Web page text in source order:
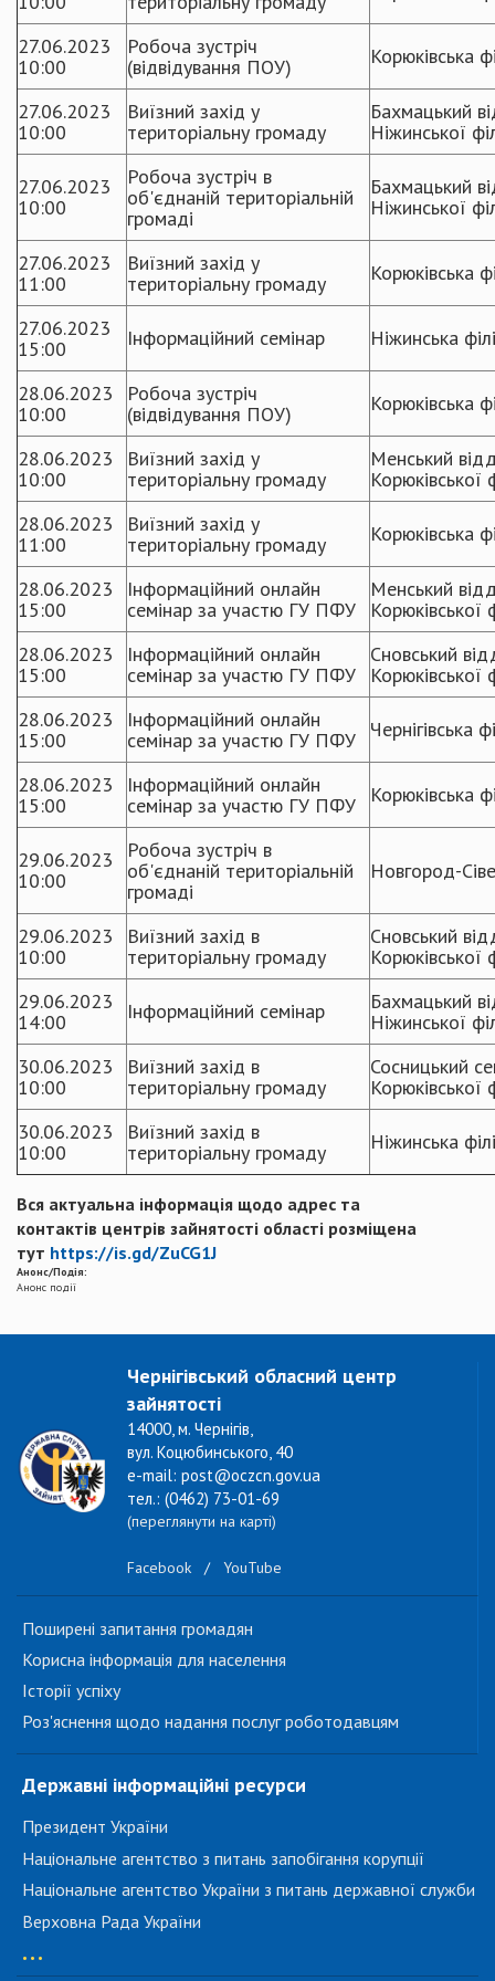
27.06.2023
10:00
Робоча зустріч
(відвідування ПОУ)
Корюківська
27.06.2023
10:00
Виїзний захід у
територіальну громаду
Бахмацький
Ніжинської
27.06.2023
10:00
Робоча зустріч в
об'єднаній територіальній
громаді
Бахмацький
Ніжинської
27.06.2023
11:00
Виїзний захід у
територіальну громаду
Корюківська
27.06.2023
15:00
Інформаційний семінар Ніжинська
28.06.2023
10:00
Робоча зустріч
(відвідування ПОУ)
Корюківська
28.06.2023
10:00
Виїзний захід у
територіальну громаду
Менський
Корюківської
28.06.2023
11:00
Виїзний захід у
територіальну громаду
Корюківська
28.06.2023
15:00
Інформаційний онлайн
семінар за участю ГУ ПФУ
Менський
Корюківської
28.06.2023
15:00
Інформаційний онлайн
семінар за участю ГУ ПФУ
Сновський
Корюківської
28.06.2023
15:00
Інформаційний онлайн
семінар за участю ГУ ПФУ
Чернігівська
28.06.2023
15:00
Інформаційний онлайн
семінар за участю ГУ ПФУ
Корюківська
29.06.2023
10:00
Робоча зустріч в
об'єднаній територіальній
громаді
Новгород-
29.06.2023
10:00
Виїзний захід в
територіальну громаду
Сновський
Корюківської
29.06.2023
14:00
Інформаційний семінар
Бахмацький
Ніжинської
30.06.2023
10:00
Виїзний захід в
територіальну громаду
Сосницький
Корюківської
30.06.2023
10:00
Виїзний захід в
територіальну громаду
Ніжинська
Вся актуальна інформація щодо адрес та
контактів центрів зайнятості області розміщена
тут https://is.gd/ZuCG1J
Анонс/Подія:
Анонс події
Чернігівський обласний центр
зайнятості
14000, м. Чернігів,
вул. Коцюбинського, 40
e-mail: post@oczcn.gov.ua
тел.: (0462) 73-01-69
(переглянути на карті)
Facebook / YouTube
Поширені запитання громадян
Корисна інформація для населення
Історії успіху
Роз'яснення щодо надання послуг роботодавцям
Державні інформаційні ресурси
Президент України
Національне агентство з питань запобігання корупції
Національне агентство України з питань державної служби
Верховна Рада України
...